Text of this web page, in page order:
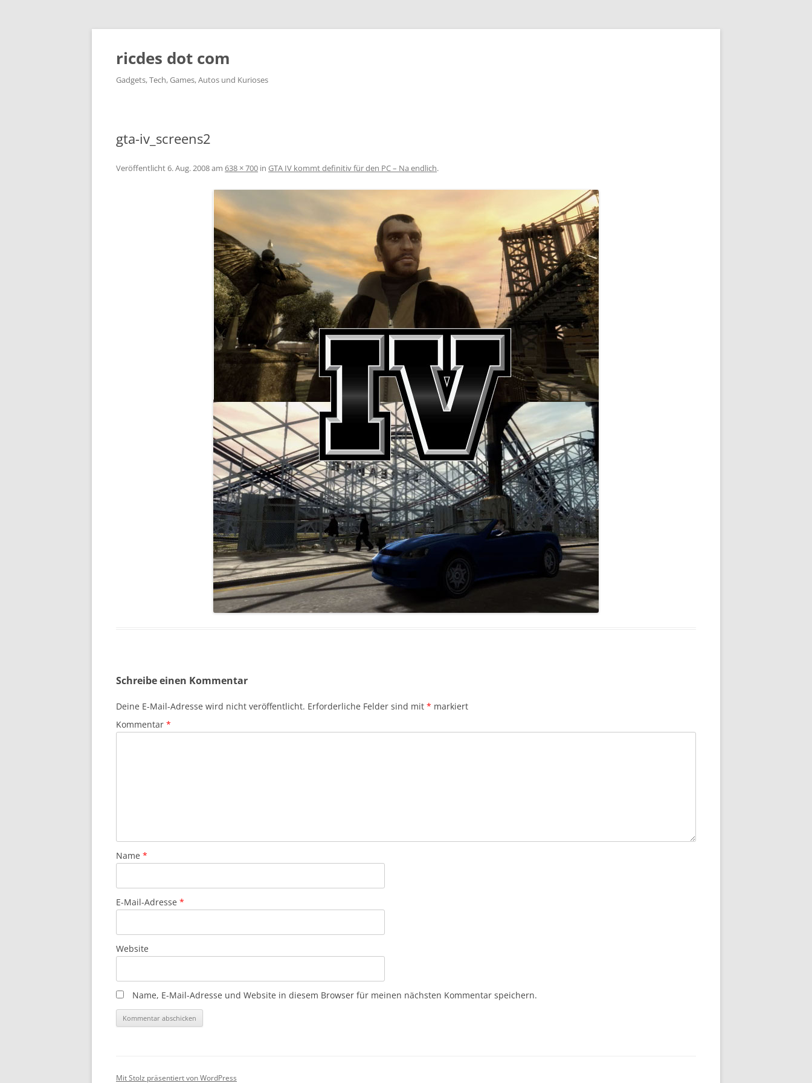
ricdes dot com
Gadgets, Tech, Games, Autos und Kurioses
gta-iv_screens2
Veröffentlicht6. Aug. 2008am 638 × 700 in GTA IV kommt definitiv für den PC – Na endlich.
Schreibe einen Kommentar
Deine E-Mail-Adresse wird nicht veröffentlicht. Erforderliche Felder sind mit * markiert
Kommentar *
Name *
E-Mail-Adresse *
Website
Name, E-Mail-Adresse und Website in diesem Browser für meinen nächsten Kommentar speichern.
Mit Stolz präsentiert von WordPress